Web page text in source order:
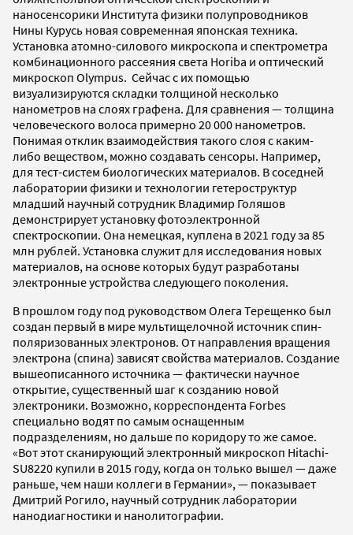
наносенсорики Института физики полупроводников
Нины Курусь новая современная японская техника.
Установка атомно-силового микроскопа и спектрометра
комбинационного рассеяния света Horiba и оптический
микроскоп Olympus. Сейчас с их помощью
визуализируются складки толщиной несколько
нанометров на слоях графена. Для сравнения — толщина
человеческого волоса примерно 20 000 нанометров.
Понимая отклик взаимодействия такого слоя с каким-
либо веществом, можно создавать сенсоры. Например,
для тест-систем биологических материалов. В соседней
лаборатории физики и технологии гетероструктур
младший научный сотрудник Владимир Голяшов
демонстрирует установку фотоэлектронной
спектроскопии. Она немецкая, куплена в 2021 году за 85
млн рублей. Установка служит для исследования новых
материалов, на основе которых будут разработаны
электронные устройства следующего поколения.
В прошлом году под руководством Олега Терещенко был
создан первый в мире мультищелочной источник спин-
поляризованных электронов. От направления вращения
электрона (спина) зависят свойства материалов. Создание
вышеописанного источника — фактически научное
открытие, существенный шаг к созданию новой
электроники. Возможно, корреспондента Forbes
специально водят по самым оснащенным
подразделениям, но дальше по коридору то же самое.
«Вот этот сканирующий электронный микроскоп Hitachi-
SU8220 купили в 2015 году, когда он только вышел — даже
раньше, чем наши коллеги в Германии», — показывает
Дмитрий Рогило, научный сотрудник лаборатории
нанодиагностики и нанолитографии.